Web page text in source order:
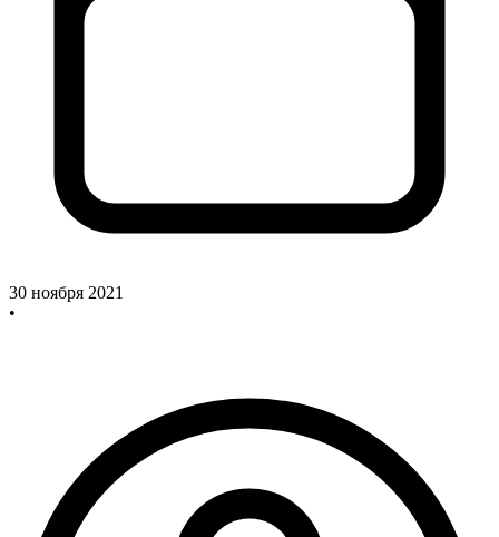
30 ноября 2021
•